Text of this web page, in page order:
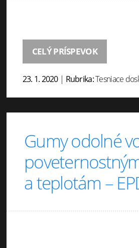
CELÝ PRÍSPEVOK
23. 1. 2020 | Rubrika:Tesniace
Gumy odolné
a teplotám –